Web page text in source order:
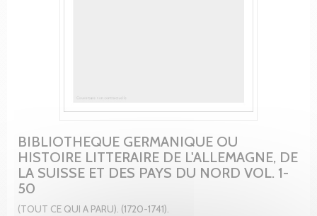
BIBLIOTHEQUE GERMANIQUE OU
HISTOIRE LITTERAIRE DE L'ALLEMAGNE, DE
LA SUISSE ET DES PAYS DU NORD VOL. 1-
50
(TOUT CE QUI A PARU). (1720-1741).